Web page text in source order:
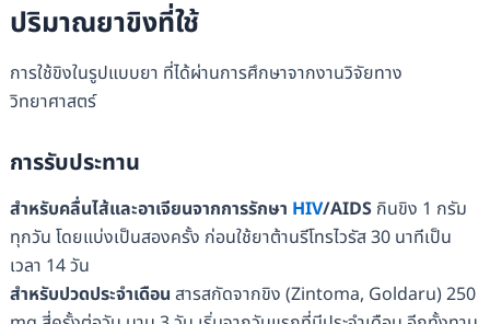
ปริมาณยาขิงที่ใช้
การใช้ขิงในรูปแบบยา ที่ได้ผ่านการศึกษาจากงานวิจัยทาง
วิทยาศาสตร์
การรับประทาน
สำหรับคลื่นไส้และอาเจียนจากการรักษา HIV/AIDSกินขิง 1 กรัม
ทุกวัน โดยแบ่งเป็นสองครั้ง ก่อนใช้ยาต้านรีโทรไวรัส 30 นาทีเป็น
เวลา 14 วัน
สำหรับปวดประจำเดือน สารสกัดจากขิง (Zintoma, Goldaru) 250